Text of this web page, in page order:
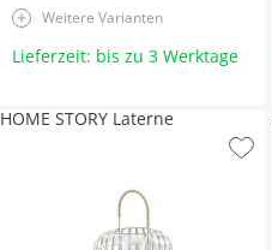
Weitere Varianten
Lieferzeit: bis zu 3 Werktage
HOME STORY Laterne